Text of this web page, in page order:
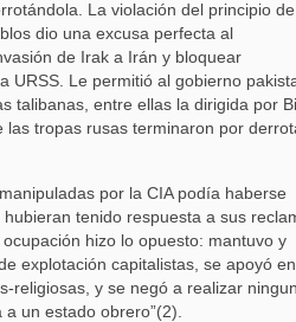
La violación del principio de
dio una excusa perfecta al
de Irak a Irán y bloquear
URSS. Le permitió al gobierno
talibanas, entre ellas la dirigida por
las tropas rusas terminaron por
por la CIA podía haberse
tenido respuesta a sus
hizo lo opuesto: mantuvo y
explotación capitalistas, se apoyó
religiosas, y se negó a realizar
un estado obrero”(2).